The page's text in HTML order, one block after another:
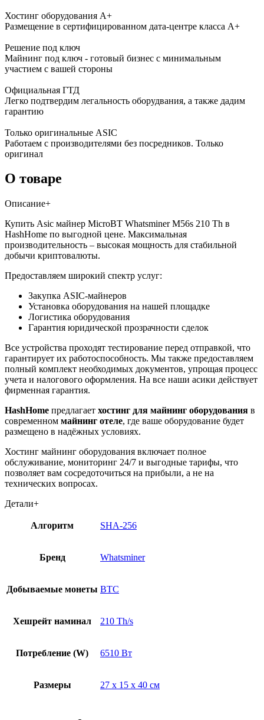
Хостинг оборудования A+
Размещение в сертифицированном дата-центре класса А+
Решение под ключ
Майнинг под ключ - готовый бизнес с минимальным
участием с вашей стороны
Официальная ГТД
Легко подтвердим легальность оборудвания, а также дадим
гарантию
Только оригинальные ASIC
Работаем с производителями без посредников. Только
оригинал
О товаре
Описание+
Купить Asic майнер MicroBT Whatsminer M56s 210 Th в
HashHome по выгодной цене. Максимальная
производительность – высокая мощность для стабильной
добычи криптовалюты.
Предоставляем широкий спектр услуг:
Закупка ASIC-майнеров
Установка оборудования на нашей площадке
Логистика оборудования
Гарантия юридической прозрачности сделок
Все устройства проходят тестирование перед отправкой, что
гарантирует их работоспособность. Мы также предоставляем
полный комплект необходимых документов, упрощая процесс
учета и налогового оформления. На все наши асики действует
фирменная гарантия.
HashHome предлагает хостинг для майнинг оборудования в
современном майнинг отеле, где ваше оборудование будет
размещено в надёжных условиях.
Хостинг майнинг оборудования включает полное
обслуживание, мониторинг 24/7 и выгодные тарифы, что
позволяет вам сосредоточиться на прибыли, а не на
технических вопросах.
Детали+
Алгоритм SHA-256
Бренд Whatsminer
Добываемые монеты BTC
Хешрейт наминал 210 Th/s
Потребление (W) 6510 Вт
Размеры 27 x 15 x 40 cм